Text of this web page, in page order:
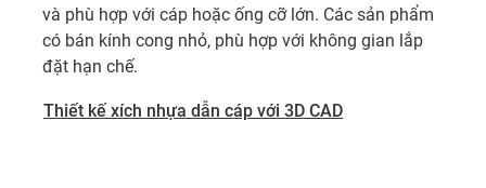
và phù hợp với cáp hoặc ống cỡ lớn. Các sản phẩm
có bán kính cong nhỏ, phù hợp với không gian lắp
đặt hạn chế.
Thiết kế xích nhựa dẫn cáp với 3D CAD